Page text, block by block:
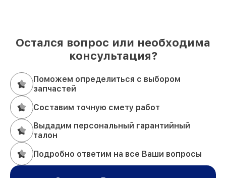
Остался вопрос или необходима
консультация?
Поможем определиться с выбором
запчастей
Составим точную смету работ
Выдадим персональный гарантийный
талон
Подробно ответим на все Ваши вопросы